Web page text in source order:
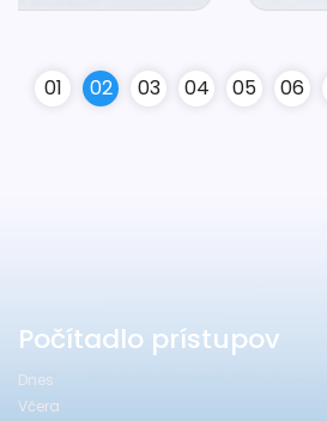
01 02 03 04 05 06
Počítadlo prístupov
Dnes
Včera